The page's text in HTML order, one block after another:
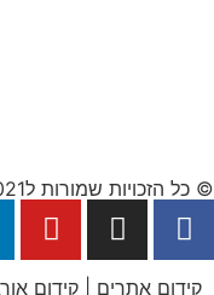
© כל הזכויות שמורות לENGINITY 2021
קידום אתרים | קידום